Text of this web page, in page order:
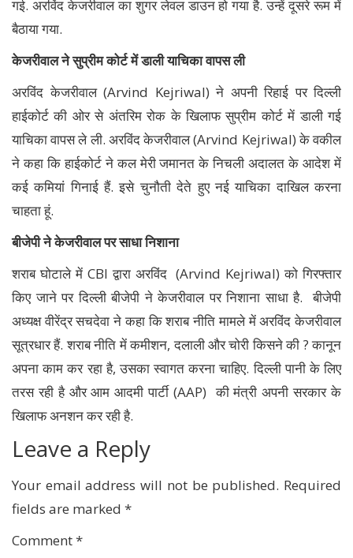
गई. अरविंद केजरीवाल का शुगर लेवल डाउन हो गया है. उन्हें दूसरे रूम में
बैठाया गया.
केजरीवाल ने सुप्रीम कोर्ट में डाली याचिका वापस ली
अरविंद केजरीवाल (Arvind Kejriwal) ने अपनी रिहाई पर दिल्ली
हाईकोर्ट की ओर से अंतरिम रोक के खिलाफ सुप्रीम कोर्ट में डाली गई
याचिका वापस ले ली. अरविंद केजरीवाल (Arvind Kejriwal) के वकील
ने कहा कि हाईकोर्ट ने कल मेरी जमानत के निचली अदालत के आदेश में
कई कमियां गिनाई हैं. इसे चुनौती देते हुए नई याचिका दाखिल करना
चाहता हूं.
बीजेपी ने केजरीवाल पर साधा निशाना
शराब घोटाले में CBI द्वारा अरविंद (Arvind Kejriwal) को गिरफ्तार
किए जाने पर दिल्ली बीजेपी ने केजरीवाल पर निशाना साधा है. बीजेपी
अध्यक्ष वीरेंद्र सचदेवा ने कहा कि शराब नीति मामले में अरविंद केजरीवाल
सूत्रधार हैं. शराब नीति में कमीशन, दलाली और चोरी किसने की ? कानून
अपना काम कर रहा है, उसका स्वागत करना चाहिए. दिल्ली पानी के लिए
तरस रही है और आम आदमी पार्टी (AAP) की मंत्री अपनी सरकार के
खिलाफ अनशन कर रही है.
Leave a Reply
Your email address will not be published. Required
fields are marked *
Comment*